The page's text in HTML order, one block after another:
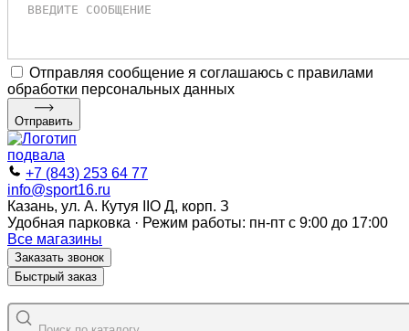
Отправляя сообщение я соглашаюсь с правилами
обработки персональных данных
Отправить
+7 (843) 253 64 77
info@sport16.ru
Казань, ул. А. Кутуя IIO Д, корп. З
Удобная парковка · Режим работы: пн-пт с 9:00 до 17:00
Все магазины
Заказать звонок
Быстрый заказ